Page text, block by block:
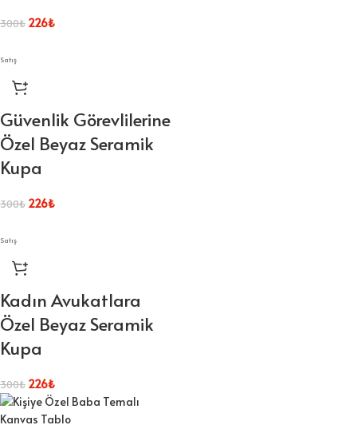
300₺ 226₺
Satış
Güvenlik Görevlilerine
Özel Beyaz Seramik
Kupa
300₺ 226₺
Satış
Kadın Avukatlara
Özel Beyaz Seramik
Kupa
300₺ 226₺